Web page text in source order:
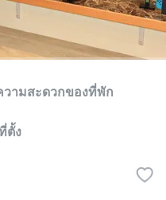
วามสะดวกของที่พัก
ตั้ง